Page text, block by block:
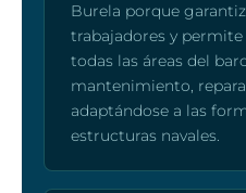
Burela porque
trabajadores y
todas las áreas del
mantenimiento,
adaptándose a las
estructuras navales.